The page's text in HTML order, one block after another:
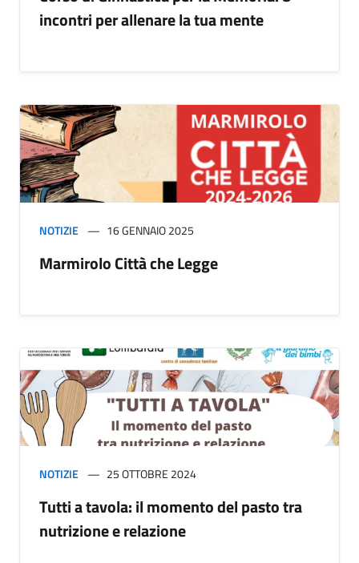
incontri per allenare la tua mente
NOTIZIE 16 GENNAIO 2025
Marmirolo Città che Legge
NOTIZIE 25 OTTOBRE 2024
Tutti a tavola: il momento del pasto tra
nutrizione e relazione